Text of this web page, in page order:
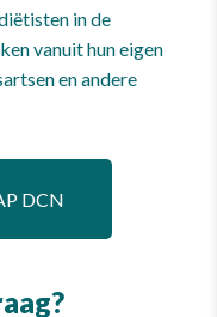
in de
vanuit hun eigen
en andere
DCN